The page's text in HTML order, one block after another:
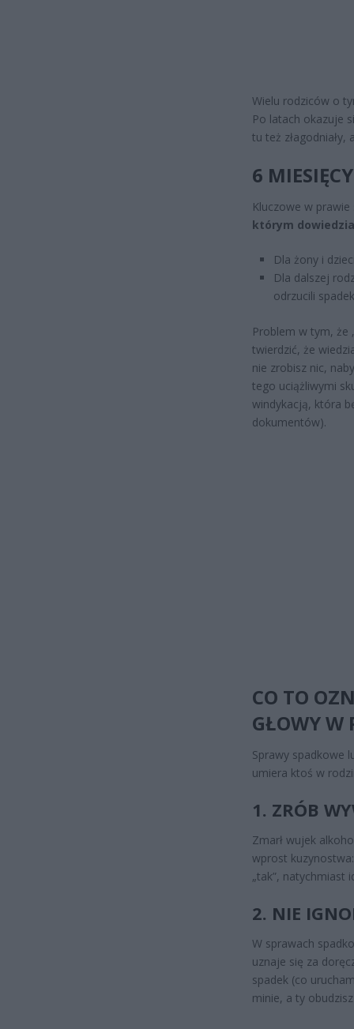
Wielu rodziców o
Po latach okazuje
tu też
6
Kluczowe w
którym
Dla żony i
Dla dalszej
odrzucili
Problem w tym, że
twierdzić, że
nie zrobisz nic,
tego uciążliwymi
windykacją, która
dokumentów).
CO TO
GŁOWY W
Sprawy spadkowe
umiera ktoś w
1. ZRÓB
Zmarł wujek
wprost kuzynostwa:
„tak”, natychmiast
2. NIE
W sprawach
uznaje się za
spadek (co
minie, a ty